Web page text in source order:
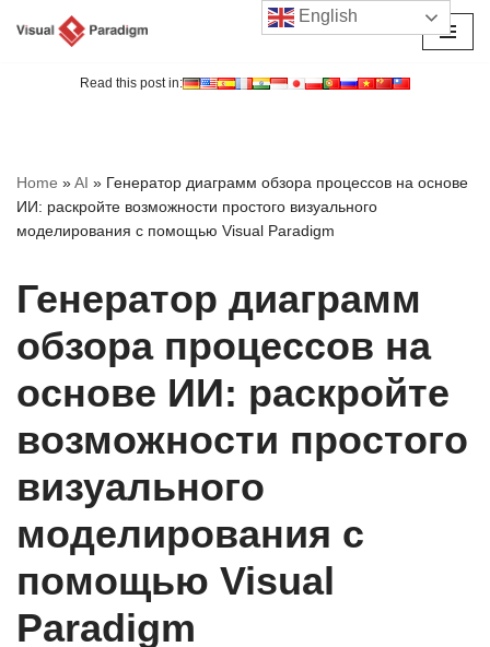
Read this post in:
Home »AI » Генератор диаграмм обзора процессов на основе
ИИ: раскройте возможности простого визуального
моделирования с помощью Visual Paradigm
Генератор диаграмм
обзора процессов на
основе ИИ: раскройте
возможности простого
визуального
моделирования с
помощью Visual
Paradigm
English